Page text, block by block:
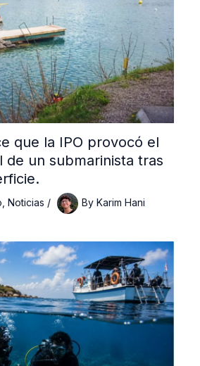
que la IPO provocó el
de un submarinista tras
Noticias / By Karim Hani